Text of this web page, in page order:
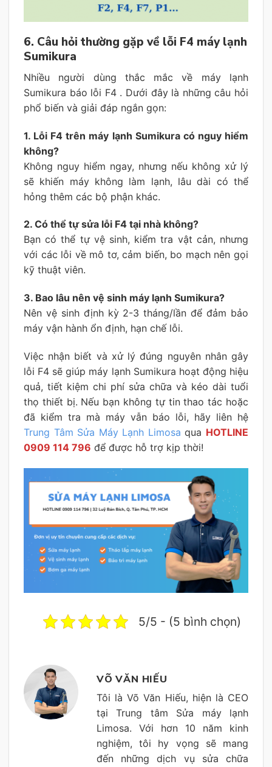
6. Câu hỏi thường gặp về lỗi F4 máy lạnh
Sumikura
Nhiều người dùng thắc mắc về máy lạnh
Sumikura báo lỗi F4 . Dưới đây là những câu hỏi
phổ biến và giải đáp ngắn gọn:
1. Lỗi F4 trên máy lạnh Sumikura có nguy hiểm
không?
Không nguy hiểm ngay, nhưng nếu không xử lý
sẽ khiến máy không làm lạnh, lâu dài có thể
hỏng thêm các bộ phận khác.
2. Có thể tự sửa lỗi F4 tại nhà không?
Bạn có thể tự vệ sinh, kiểm tra vật cản, nhưng
với các lỗi về mô tơ, cảm biến, bo mạch nên gọi
kỹ thuật viên.
3. Bao lâu nên vệ sinh máy lạnh Sumikura?
Nên vệ sinh định kỳ 2-3 tháng/lần để đảm bảo
máy vận hành ổn định, hạn chế lỗi.
Việc nhận biết và xử lý đúng nguyên nhân gây
lỗi F4 sẽ giúp máy lạnh Sumikura hoạt động hiệu
quả, tiết kiệm chi phí sửa chữa và kéo dài tuổi
thọ thiết bị. Nếu bạn không tự tin thao tác hoặc
đã kiểm tra mà máy vẫn báo lỗi, hãy liên hệ
Trung Tâm Sửa Máy Lạnh Limosaqua HOTLINE
0909 114 796 để được hỗ trợ kịp thời!
5/5 - (5 bình chọn)
VÕ VĂN HIẾU
Tôi là Võ Văn Hiếu, hiện là CEO
tại Trung tâm Sửa máy lạnh
Limosa. Với hơn 10 năm kinh
nghiệm, tôi hy vọng sẽ mang
đến những dịch vụ sửa chữa